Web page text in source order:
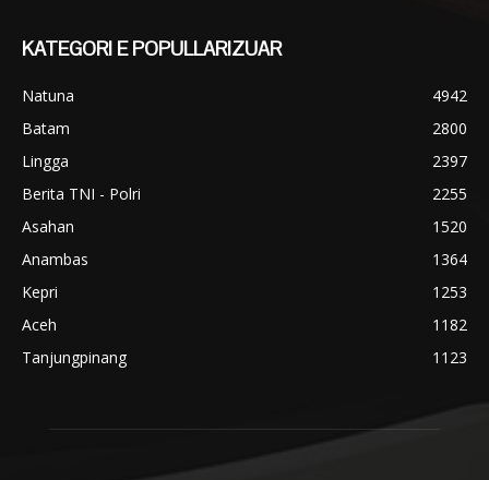
KATEGORI E POPULLARIZUAR
Natuna
4942
Batam
2800
Lingga
2397
Berita TNI - Polri
2255
Asahan
1520
Anambas
1364
Kepri
1253
Aceh
1182
Tanjungpinang
1123